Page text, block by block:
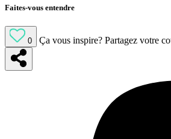
Faites-vous entendre
0 Ça vous inspire? Partagez votre